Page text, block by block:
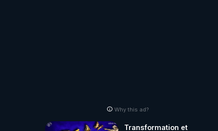
Why this ad?
Transformation et